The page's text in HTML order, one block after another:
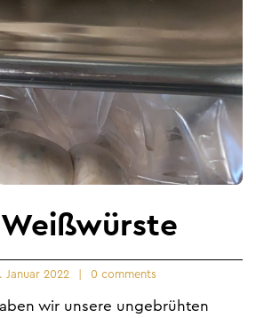
Januar 2022 0 comments
wir unsere ungebrühten